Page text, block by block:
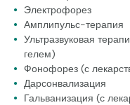
Электрофорез
Амплипульс-терапия
Ультразвуковая
гелем)
Фонофорез (с
Дарсонвализация
Гальванизация (с